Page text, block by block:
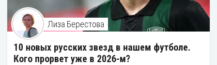
Лиза Берестова
10 новых русских звезд в нашем футболе.
Кого прорвет уже в 2026-м?